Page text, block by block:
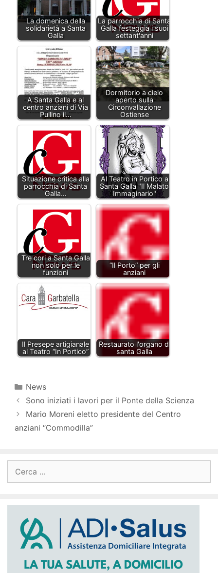
La domenica della
solidarietà a Santa
Galla
La parrocchia di Santa
Galla festeggia i suoi
settant'anni
A Santa Galla e al
centro anziani di Via
Pullino il…
Dormitorio a cielo
aperto sulla
Circonvallazione
Ostiense
Situazione critica alla
parrocchia di Santa
Galla…
Al Teatro in Portico a
Santa Galla "Il Malato
Immaginario"
Tre cori a Santa Galla
non solo per le
funzioni
“Il Porto” per gli
anziani
Il Presepe artigianale
al Teatro “In Portico”
Restaurato l'organo di
santa Galla
Categorie
News
Sono iniziati i lavori per il Ponte della Scienza
Mario Moreni eletto presidente del Centro
anziani “Commodilla”
per: